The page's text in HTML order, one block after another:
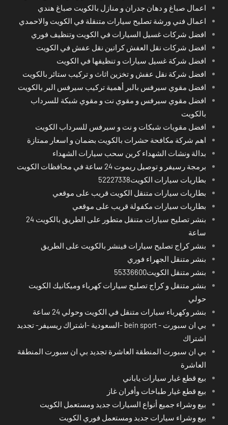
اعمال صباغ و دهان جدران و منازل بالكويت صباغ هندي
اعمال فني ورشة تصليح سيارات متنقلة في الكويت والاحمدي
افضل شركات غسيل السيارات في الكويت وتنظيف فوري
افضل شركات نقل العفش كراتين نقل عفش في الكويت
افضل شركة غسيل سيارات و تنظيفها في الكويت
افضل شركة نقل عفش و تخزين اثاث و تركيب ستائر بالكويت
افضل مقوي سيرفس بالبر أهمية تركيب سيرفس البر بالكويت
افضل مقوي سيرفس و مقوي نت و مقوي شبكة للسرداب
بالكويت
افضل مقويات شبكات و نت و سيرفس للسرداب الكويت
اهم شركة مكافحة حشرات بالكويت بضمان و اسعار ممتازة
بدالة ونشات الشهداء كرين سحب سيارات الشهداء
برمجة رسيفر و توصيل ريموت 24 ساعة في محافظات الكويت
بطاريات سيارات الكويت52227338
بطاريات سيارات متنقل الكويت قريب على موقعي
بطاريات سيارات مكفولة قريب على موقعي
بنشر تصليح سيارات متنقل متطور على الطريق بالكويت 24
ساعة
بنشر كراج تصليح سيارات فينشر بالكويت على الطريق
بنشر متنقل الجهراء فوري
بنشر متنقل الكويت55336600
بنشر متنقل و كراج تصليح سيارات كهرباء وميكانيك الكويت
حولي
بنشر وكهرباء سيارات متنقل في الكويت وحولي 24 ساعة
بي ان سبورت - bein sport -السعودية -اشتراك ريسيفر- تجديد
اشتراك
بي ان سبورت المنطقة العاشرة تجديد بي ان سبورت المنطقة
العاشرة
بيع قطع غيار سيارات ياباني
بيع قطع غيار طباخات وأفران غاز
بيع وشراء جميع أنواع السيارات جديد ومستعمل الكويت
بيع وشراء سيارات جديد ومستعمل فوري الكويت